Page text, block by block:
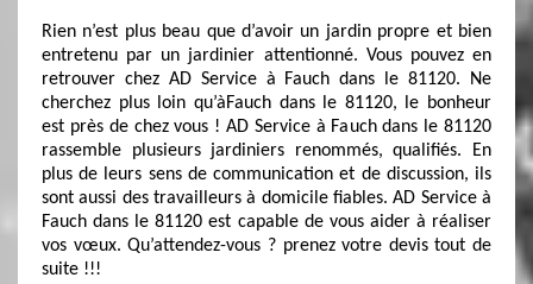
Rien n’est plus beau que d’avoir un jardin propre et bien
entretenu par un jardinier attentionné. Vous pouvez en
retrouver chez AD Service à Fauch dans le 81120. Ne
cherchez plus loin qu’àFauch dans le 81120, le bonheur
est près de chez vous ! AD Service à Fauch dans le 81120
rassemble plusieurs jardiniers renommés, qualifiés. En
plus de leurs sens de communication et de discussion, ils
sont aussi des travailleurs à domicile fiables. AD Service à
Fauch dans le 81120 est capable de vous aider à réaliser
vos vœux. Qu’attendez-vous ? prenez votre devis tout de
suite !!!